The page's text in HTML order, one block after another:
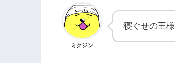
ミクジン
寝ぐせの王様